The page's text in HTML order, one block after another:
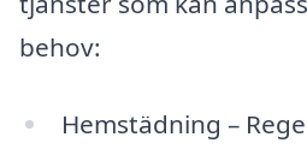
behov:
Hemstädning –